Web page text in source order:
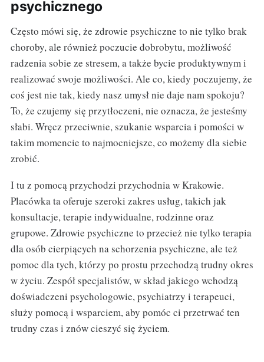
psychicznego
Często mówi się, że zdrowie psychiczne to nie tylko brak
choroby, ale również poczucie dobrobytu, możliwość
radzenia sobie ze stresem, a także bycie produktywnym i
realizować swoje możliwości. Ale co, kiedy poczujemy, że
coś jest nie tak, kiedy nasz umysł nie daje nam spokoju?
To, że czujemy się przytłoczeni, nie oznacza, że jesteśmy
słabi. Wręcz przeciwnie, szukanie wsparcia i pomości w
takim momencie to najmocniejsze, co możemy dla siebie
zrobić.
I tu z pomocą przychodzi przychodnia w Krakowie.
Placówka ta oferuje szeroki zakres usług, takich jak
konsultacje, terapie indywidualne, rodzinne oraz
grupowe. Zdrowie psychiczne to przecież nie tylko terapia
dla osób cierpiących na schorzenia psychiczne, ale też
pomoc dla tych, którzy po prostu przechodzą trudny okres
w życiu. Zespół specjalistów, w skład jakiego wchodzą
doświadczeni psychologowie, psychiatrzy i terapeuci,
służy pomocą i wsparciem, aby pomóc ci przetrwać ten
trudny czas i znów cieszyć się życiem.